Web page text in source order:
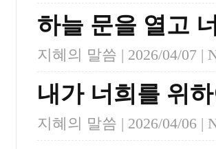
하늘 문을 열고
지혜의 말씀 | 2026/04/07 |
내가 너희를 위하
지혜의 말씀 | 2026/04/06 |